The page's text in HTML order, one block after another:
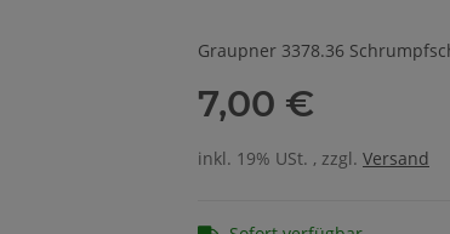
Graupner 3378.36
7,00 €
inkl. 19% USt. , zzgl. Versand